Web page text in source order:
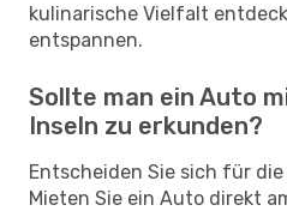
kulinarische Vielfalt
entspannen.
Sollte man ein Auto
Inseln zu erkunden?
Entscheiden Sie sich für
Mieten Sie ein Auto direkt